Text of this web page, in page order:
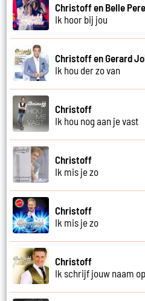
Christoff en Belle
Ik hoor bij jou
Christoff en Gerard
Ik hou der zo van
Christoff
Ik hou nog aan je vast
Christoff
Ik mis je zo
Christoff
Ik mis je zo
Christoff
Ik schrijf jouw naam